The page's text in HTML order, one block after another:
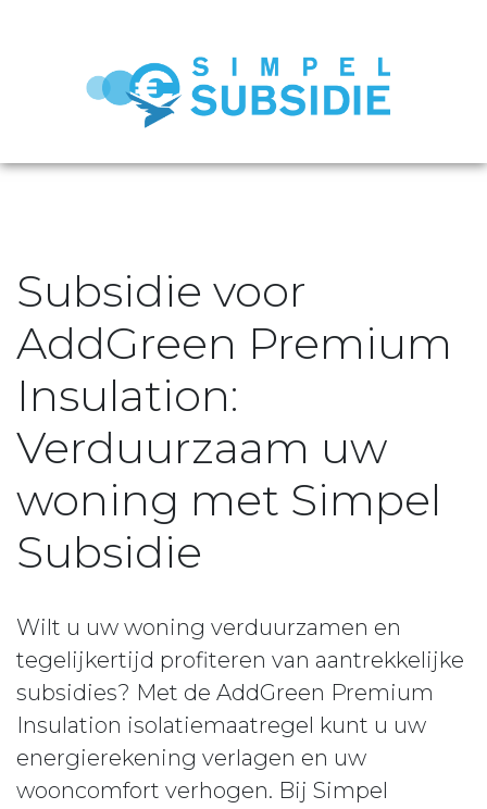
Subsidie voor
AddGreen Premium
Insulation:
Verduurzaam uw
woning met Simpel
Subsidie
Wilt u uw woning verduurzamen en
tegelijkertijd profiteren van aantrekkelijke
subsidies? Met de AddGreen Premium
Insulation isolatiemaatregel kunt u uw
energierekening verlagen en uw
wooncomfort verhogen. Bij Simpel